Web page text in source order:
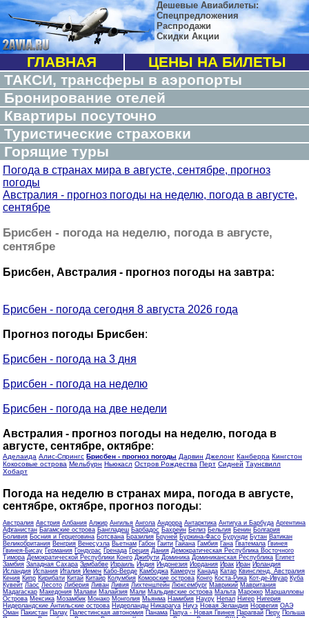
Дешевые Авиабилеты:
Спецпредложения
Распродажи
Скидки Акции
ГЛАВНАЯ
ЦЕНЫ НА БИЛЕТЫ
ТАКСИ, трансферы в аэропорты
Бронирование отелей
Квартиры посуточно
Туристические страховки
Горящие туры
Погода в странах мира в августе, сентябре, прогноз
погоды
Австралия - прогноз погоды на неделю, погода в августе,
сентябре
Брисбен - погода на неделю, погода в августе,
сентябре
Брисбен, Австралия - прогноз погоды на завтра:
Брисбен - погода сегодня 8 августа 2026 года
Прогноз погоды Брисбен:
Брисбен - погода на 3 дня
Брисбен - погода на неделю
Брисбен - погода на две недели
Австралия - прогноз погоды на неделю, погода в
августе, сентябре, октябре:
Аделаида Алис-Спрингс Брисбен - прогноз погоды Дарвин Джелонг Канберра Кингстон
Кокосовые острова Мельбурн Ньюкасл Остров Рождества Перт Сидней Таунсвилл
Хобарт
Погода на неделю в странах мира, погода в августе,
сентябре, октябре, прогноз погоды:
Австралия Австрия Албания Алжир Ангилья Ангола Андорра Антарктика Антигуа и Барбуда Аргентина
Афганистан Багамские острова Бангладеш Барбадос Бахрейн Белиз Бельгия Бенин Болгария
Боливия Босния и Герцеговина Ботсвана Бразилия Бруней Буркина-Фасо Бурунди Бутан Ватикан
Великобритания Венгрия Венесуэла Вьетнам Габон Гаити Гайана Гамбия Гана Гватемала Гвинея
Гвинея-Бисау Германия Гондурас Гренада Греция Дания Демократическая Республика Восточного
Тимора Демократической Республики Конго Джибути Доминика Доминиканская Республика Египет
Замбия Западная Сахара Зимбабве Израиль Индия Индонезия Иордания Ирак Иран Ирландия
Исландия Испания Италия Йемен Кабо-Верде Камбоджа Камерун Канада Катар Квинсленд, Австралия
Кения Кипр Кирибати Китай Китайр Колумбия Коморские острова Конго Коста-Рика Кот-де-Ивуар Куба
Кувейт Лаос Лесото Либерия Ливан Ливия Лихтенштейн Люксембург Маврикий Мавритания
Мадагаскар Македония Малави Малайзия Мали Мальдивские острова Мальта Марокко Маршалловы
Острова Мексика Мозамбик Монако Монголия Мьянма Намибия Науру Непал Нигер Нигерия
Нидерландские Антильские острова Нидерланды Никарагуа Ниуэ Новая Зеландия Норвегия ОАЭ
Оман Пакистан Палау Палестинская автономия Панама Папуа - Новая Гвинея Парагвай Перу Польша